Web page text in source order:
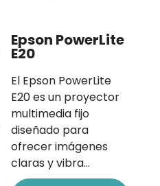
Epson PowerLite
E20
El Epson PowerLite
E20 es un proyector
multimedia fijo
diseñado para
ofrecer imágenes
claras y vibra…